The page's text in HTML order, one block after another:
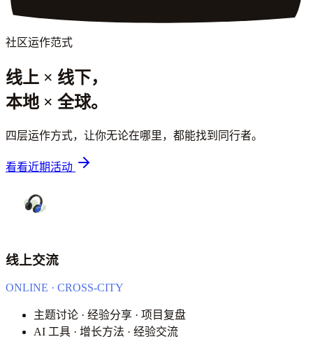
社区运作范式
线上 × 线下，
本地 × 全球。
四层运作方式，让你无论在哪里，都能找到同行者。
看看近期活动
线上交流
ONLINE · CROSS-CITY
主题讨论 · 经验分享 · 项目复盘
AI 工具 · 增长方法 · 经验交流